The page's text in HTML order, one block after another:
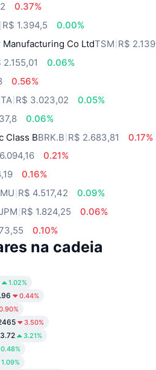
0.37%
R$ 1.394,5
0.00%
Co LtdTSM R$
2.155,01
0.06%
0.56%
R$ 3.023,02
0.05%
0.06%
Class BBRK.B R$ 2.683,81
0.17%
0.21%
0.16%
MU R$ 4.517,42
0.09%
R$ 1.824,25
0.06%
0.10%
na cadeia
1.02%
0.44%
3.50%
3.21%
0.48%
1.09%